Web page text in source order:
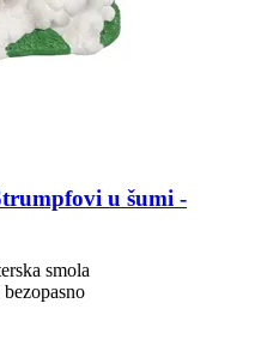
u šumi -​
smola